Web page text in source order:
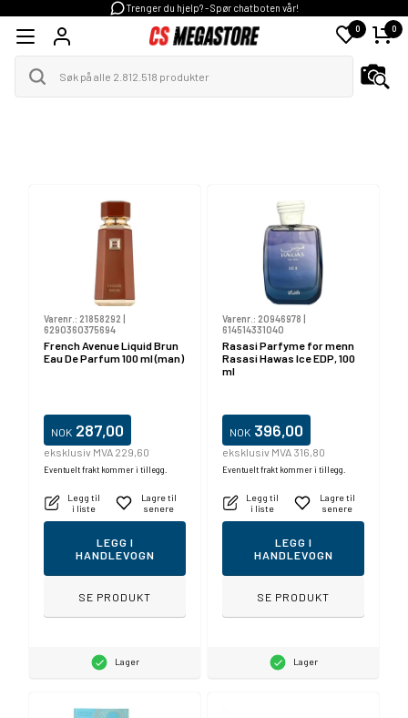
Trenger du hjelp? - Spør chatboten vår!
0 0
Varenr.: 21858292 |
6290360375694
French Avenue Liquid Brun
Eau De Parfum 100 ml (man)
NOK 287,00
eksklusiv MVA 229,60
Eventuelt frakt kommer i tillegg.
Legg til
i liste
Lagre til
senere
LEGG I
HANDLEVOGN
SE PRODUKT
Lager
Varenr.: 20946978 |
614514331040
Rasasi Parfyme for menn
Rasasi Hawas Ice EDP, 100
ml
NOK 396,00
eksklusiv MVA 316,80
Eventuelt frakt kommer i tillegg.
Legg til
i liste
Lagre til
senere
LEGG I
HANDLEVOGN
SE PRODUKT
Lager